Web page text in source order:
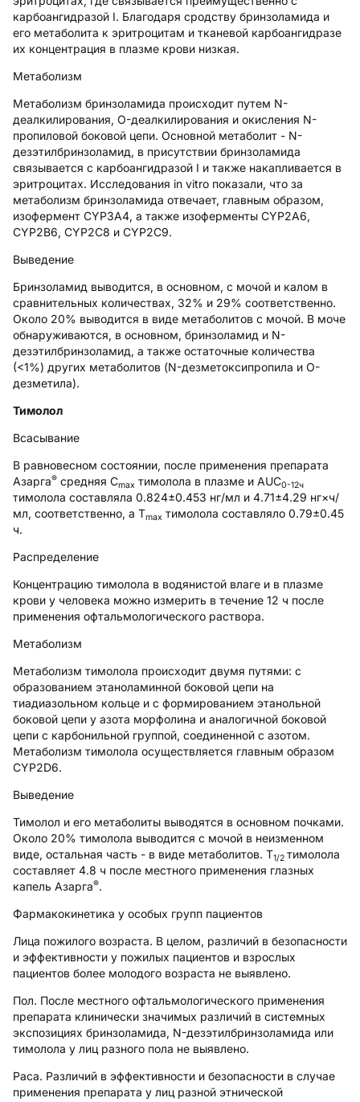
карбоангидразой I. Благодаря сродству бринзоламида и
его метаболита к эритроцитам и тканевой карбоангидразе
их концентрация в плазме крови низкая.
Метаболизм
Метаболизм бринзоламида происходит путем N-
деалкилирования, O-деалкилирования и окисления N-
пропиловой боковой цепи. Основной метаболит - N-
дезэтилбринзоламид, в присутствии бринзоламида
связывается с карбоангидразой I и также накапливается в
эритроцитах. Исследования in vitro показали, что за
метаболизм бринзоламида отвечает, главным образом,
изофермент CYP3A4, а также изоферменты CYP2A6,
CYP2B6, CYP2C8 и CYP2C9.
Выведение
Бринзоламид выводится, в основном, с мочой и калом в
сравнительных количествах, 32% и 29% соответственно.
Около 20% выводится в виде метаболитов с мочой. В моче
обнаруживаются, в основном, бринзоламид и N-
дезэтилбринзоламид, а также остаточные количества
(<1%) других метаболитов (N-дезметоксипропила и O-
дезметила).
Тимолол
Всасывание
В равновесном состоянии, после применения препарата
Азарга® средняя Сmax тимолола в плазме и AUC0-12ч
тимолола составляла 0.824±0.453 нг/мл и 4.71±4.29 нг×ч/
мл, соответственно, а Tmax тимолола составляло 0.79±0.45
ч.
Распределение
Концентрацию тимолола в водянистой влаге и в плазме
крови у человека можно измерить в течение 12 ч после
применения офтальмологического раствора.
Метаболизм
Метаболизм тимолола происходит двумя путями: с
образованием этаноламинной боковой цепи на
тиадиазольном кольце и с формированием этанольной
боковой цепи у азота морфолина и аналогичной боковой
цепи с карбонильной группой, соединенной с азотом.
Метаболизм тимолола осуществляется главным образом
CYP2D6.
Выведение
Тимолол и его метаболиты выводятся в основном почками.
Около 20% тимолола выводится с мочой в неизменном
виде, остальная часть - в виде метаболитов. Т1/2 тимолола
составляет 4.8 ч после местного применения глазных
капель Азарга®.
Фармакокинетика у особых групп пациентов
Лица пожилого возраста. В целом, различий в безопасности
и эффективности у пожилых пациентов и взрослых
пациентов более молодого возраста не выявлено.
Пол. После местного офтальмологического применения
препарата клинически значимых различий в системных
экспозициях бринзоламида, N-дезэтилбринзоламида или
тимолола у лиц разного пола не выявлено.
Раса. Различий в эффективности и безопасности в случае
применения препарата у лиц разной этнической